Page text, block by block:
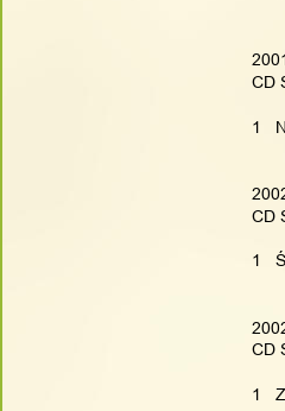
CD
1
CD
1
CD
1